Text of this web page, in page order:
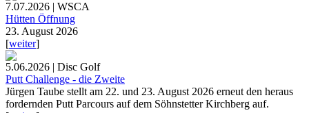
7.07.2026 | WSCA
Hütten Öffnung
23. August 2026
[weiter]
5.06.2026 | Disc Golf
Putt Challenge - die Zweite
Jürgen Taube stellt am 22. und 23. August 2026 erneut den heraus
fordernden Putt Parcours auf dem Söhnstetter Kirchberg auf.